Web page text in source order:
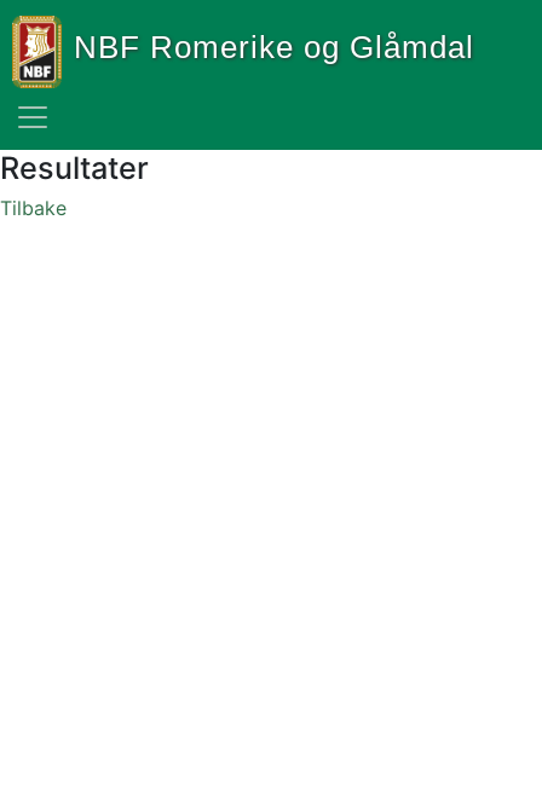
NBF Romerike og Glåmdal
Resultater
Tilbake